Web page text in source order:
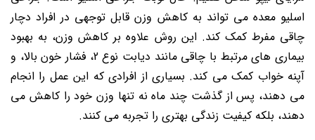
اسلیو معده می تواند به کاهش وزن قابل توجهی در افراد دچار
چاقی مفرط کمک کند. این روش علاوه بر کاهش وزن، به بهبود
بیماری های مرتبط با چاقی مانند دیابت نوع 2، فشار خون بالا، و
آپنه خواب کمک می کند. بسیاری از افرادی که این عمل را انجام
می دهند، پس از گذشت چند ماه نه تنها وزن خود را کاهش می
دهند، بلکه کیفیت زندگی بهتری را تجربه می کنند.